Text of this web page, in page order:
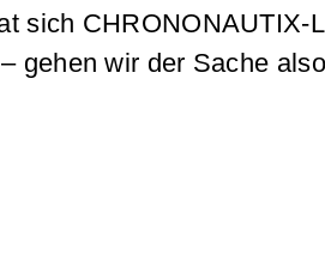
sich CHRONONAUTIX-
gehen wir der Sache